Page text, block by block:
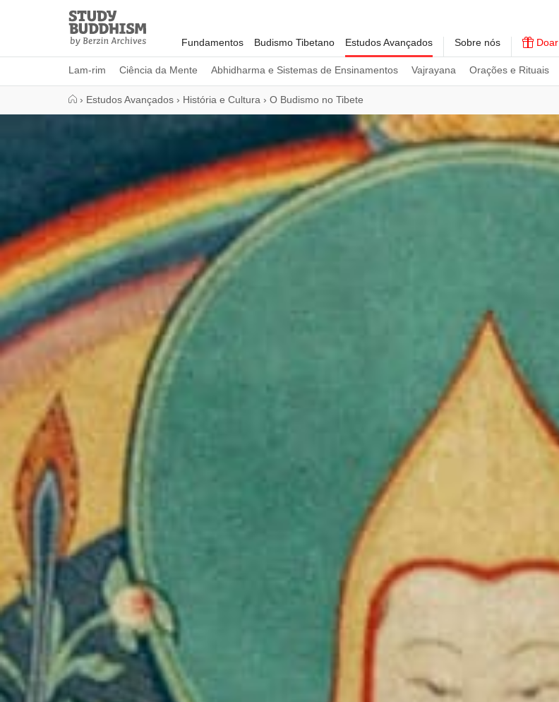
Study
Buddhism
Home
Fundamentos Budismo Tibetano Estudos Avançados
Lam-rim Ciência da Mente Abhidharma e Sistemas de Ensinamentos Vajrayana Orações e Rituais
Sobre nós Doar
› Estudos Avançados › História e Cultura › O Budismo no Tibete